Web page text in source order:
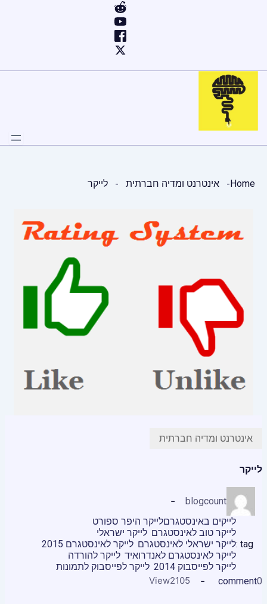
Home אינטרנט ומדיה חברתית לייקר
אינטרנט ומדיה חברתית
לייקר
blogcount
tag :
לייקים באינסטגרםלייקר היפר ספורט
לייקר טוב לאינסטגרם לייקר ישראלי
לייקר ישראלי לאינסטגרם לייקר לאינסטגרם 2015
לייקר לאינסטגרם לאנדרואיד לייקר להורדה
לייקר לפייסבוק 2014
לייקר לפייסבוק לתמונות
0
comment
2105
View